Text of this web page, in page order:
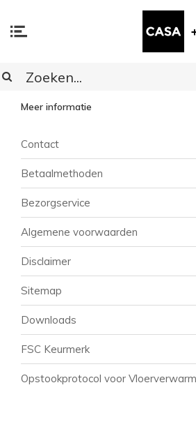
KLANTENSERVICE
Meer informatie
Contact
Betaalmethoden
Bezorgservice
Algemene voorwaarden
Disclaimer
Sitemap
Downloads
FSC Keurmerk
Opstookprotocol voor